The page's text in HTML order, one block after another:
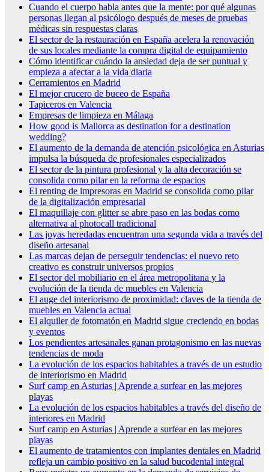
Cuando el cuerpo habla antes que la mente: por qué algunas
personas llegan al psicólogo después de meses de pruebas
médicas sin respuestas claras
El sector de la restauración en España acelera la renovación
de sus locales mediante la compra digital de equipamiento
Cómo identificar cuándo la ansiedad deja de ser puntual y
empieza a afectar a la vida diaria
Cerramientos en Madrid
El mejor crucero de buceo de España
Tapiceros en Valencia
Empresas de limpieza en Málaga
How good is Mallorca as destination for a destination
wedding?
El aumento de la demanda de atención psicológica en Asturias
impulsa la búsqueda de profesionales especializados
El sector de la pintura profesional y la alta decoración se
consolida como pilar en la reforma de espacios
El renting de impresoras en Madrid se consolida como pilar
de la digitalización empresarial
El maquillaje con glitter se abre paso en las bodas como
alternativa al photocall tradicional
Las joyas heredadas encuentran una segunda vida a través del
diseño artesanal
Las marcas dejan de perseguir tendencias: el nuevo reto
creativo es construir universos propios
El sector del mobiliario en el área metropolitana y la
evolución de la tienda de muebles en Valencia
El auge del interiorismo de proximidad: claves de la tienda de
muebles en Valencia actual
El alquiler de fotomatón en Madrid sigue creciendo en bodas
y eventos
Los pendientes artesanales ganan protagonismo en las nuevas
tendencias de moda
La evolución de los espacios habitables a través de un estudio
de interiorismo en Madrid
Surf camp en Asturias | Aprende a surfear en las mejores
playas
La evolución de los espacios habitables a través del diseño de
interiores en Madrid
Surf camp en Asturias | Aprende a surfear en las mejores
playas
El aumento de tratamientos con implantes dentales en Madrid
refleja un cambio positivo en la salud bucodental integral